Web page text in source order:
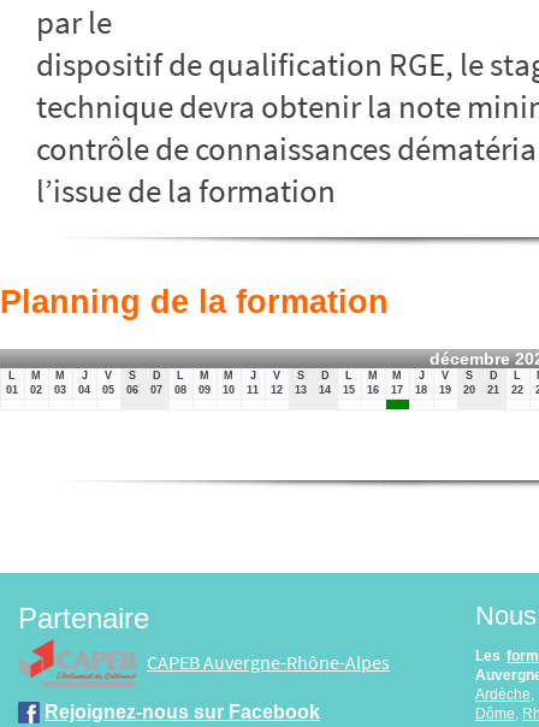
par le
dispositif de qualification RGE, le
technique devra obtenir la note
contrôle de connaissances
l’issue de la formation
Planning de la formation
décembre
01
M
02
M
03
J
04
V
05
S
06
D
07
08
M
09
M
10
J
11
V
12
S
13
D
14
15
M
16
M
17
J
18
V
19
S
20
D
21
22
Partenaire
CAPEB Auvergne-Rhône-Alpes
Rejoignez-nous sur Facebook
Les
Ardèche
Dôme,